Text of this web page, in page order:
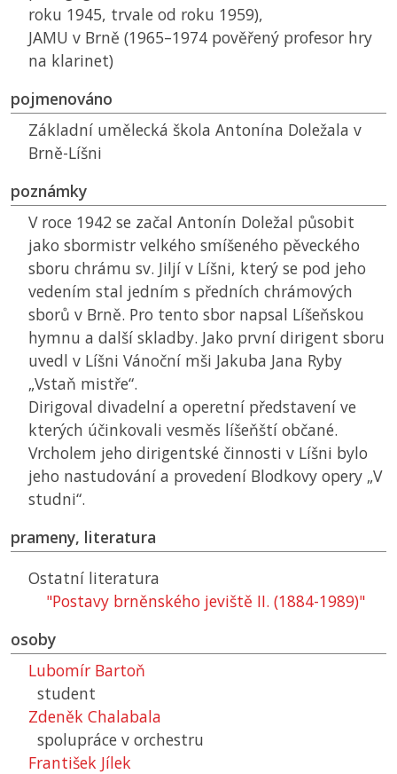
roku 1945, trvale od roku 1959),
JAMU v Brně (1965–1974 pověřený profesor hry
na klarinet)
pojmenováno
Základní umělecká škola Antonína Doležala v
Brně-Líšni
poznámky
V roce 1942 se začal Antonín Doležal působit
jako sbormistr velkého smíšeného pěveckého
sboru chrámu sv. Jiljí v Líšni, který se pod jeho
vedením stal jedním s předních chrámových
sborů v Brně. Pro tento sbor napsal Líšeňskou
hymnu a další skladby. Jako první dirigent sboru
uvedl v Líšni Vánoční mši Jakuba Jana Ryby
„Vstaň mistře“.
Dirigoval divadelní a operetní představení ve
kterých účinkovali vesměs líšeňští občané.
Vrcholem jeho dirigentské činnosti v Líšni bylo
jeho nastudování a provedení Blodkovy opery „V
studni“.
prameny, literatura
Ostatní literatura
"Postavy brněnského jeviště II. (1884-1989)"
osoby
Lubomír Bartoň
student
Zdeněk Chalabala
spolupráce v orchestru
František Jílek